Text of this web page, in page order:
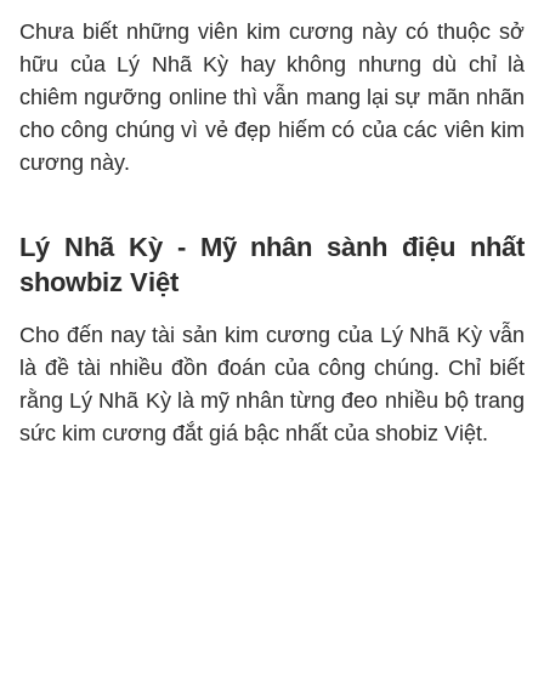
Chưa biết những viên kim cương này có thuộc sở
hữu của Lý Nhã Kỳ hay không nhưng dù chỉ là
chiêm ngưỡng online thì vẫn mang lại sự mãn nhãn
cho công chúng vì vẻ đẹp hiếm có của các viên kim
cương này.
Lý Nhã Kỳ - Mỹ nhân sành điệu nhất
showbiz Việt
Cho đến nay tài sản kim cương của Lý Nhã Kỳ vẫn
là đề tài nhiều đồn đoán của công chúng. Chỉ biết
rằng Lý Nhã Kỳ là mỹ nhân từng đeo nhiều bộ trang
sức kim cương đắt giá bậc nhất của shobiz Việt.